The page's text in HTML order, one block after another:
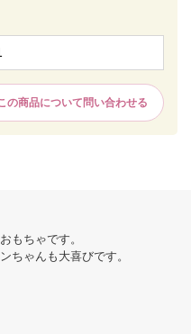
の商品について問い合わせる
もちゃです。
ちゃんも大喜びです。